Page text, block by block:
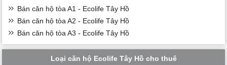
Bán căn hộ tòa A1 - Ecolife Tây Hồ
Bán căn hộ tòa A2 - Ecolife Tây Hồ
Bán căn hộ tòa A3 - Ecolife Tây Hồ
Loại căn hộ Ecolife Tây Hồ cho thuê